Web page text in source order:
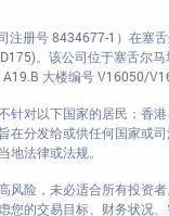
注册号 8434677-1）在塞
。该公司位于塞舌尔
大楼编号 V16050/
针对以下国家的居民：香
在分发给或供任何国家或
地法律或法规。
风险，未必适合所有投资
您的交易目标、财务状况